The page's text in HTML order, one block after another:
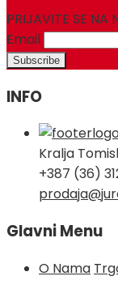
PRIJAVITE SE NA
Email
INFO
Kralja
+387 (36)
Glavni Menu
O Nama